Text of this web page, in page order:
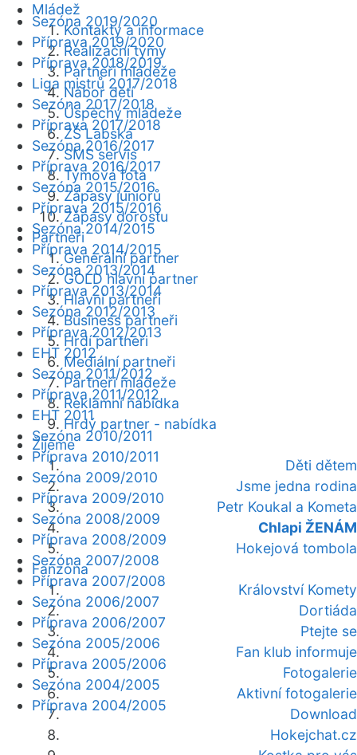
Mládež
Kontakty a informace
Realizační týmy
Partneři mládeže
Nábor dětí
Úspěchy mládeže
ZŠ Labská
SMS servis
Týmová fota
Zápasy juniorů
Zápasy dorostu
Partneři
Generální partner
GOLD hlavní partner
Hlavní partneři
Business partneři
Hrdí partneři
Mediální partneři
Partneři mládeže
Reklamní nabídka
Hrdý partner - nabídka
Žijeme
Děti dětem
Jsme jedna rodina
Petr Koukal a Kometa
Chlapi ŽENÁM
Hokejová tombola
Fanzóna
Království Komety
Dortiáda
Ptejte se
Fan klub informuje
Fotogalerie
Aktivní fotogalerie
Download
Hokejchat.cz
Sezóna 2019/2020
Příprava 2019/2020
Příprava 2018/2019
Liga mistrů 2017/2018
Sezóna 2017/2018
Příprava 2017/2018
Sezóna 2016/2017
Příprava 2016/2017
Sezóna 2015/2016
Příprava 2015/2016
Sezóna 2014/2015
Příprava 2014/2015
Sezóna 2013/2014
Příprava 2013/2014
Sezóna 2012/2013
Příprava 2012/2013
EHT 2012
Sezóna 2011/2012
Příprava 2011/2012
EHT 2011
Sezóna 2010/2011
Příprava 2010/2011
Sezóna 2009/2010
Příprava 2009/2010
Sezóna 2008/2009
Příprava 2008/2009
Sezóna 2007/2008
Příprava 2007/2008
Sezóna 2006/2007
Příprava 2006/2007
Sezóna 2005/2006
Příprava 2005/2006
Sezóna 2004/2005
Příprava 2004/2005